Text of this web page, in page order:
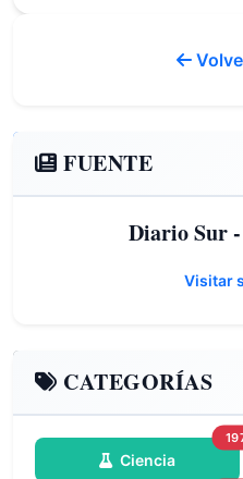
FUENTE
Diario Sur
Visitar
CATEGORÍAS
Ciencia